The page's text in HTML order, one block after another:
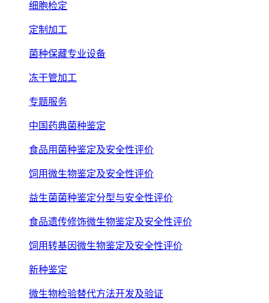
细胞检定
定制加工
菌种保藏专业设备
冻干管加工
专题服务
中国药典菌种鉴定
食品用菌种鉴定及安全性评价
饲用微生物鉴定及安全性评价
益生菌菌种鉴定分型与安全性评价
食品遗传修饰微生物鉴定及安全性评价
饲用转基因微生物鉴定及安全性评价
新种鉴定
微生物检验替代方法开发及验证